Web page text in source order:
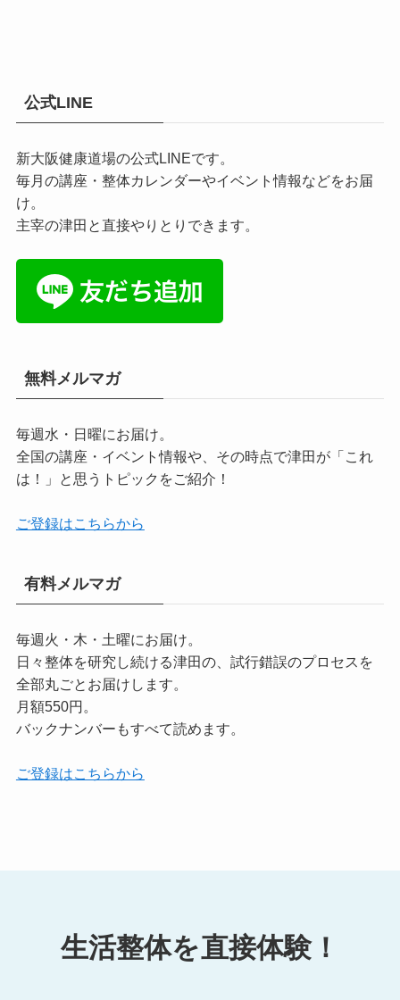
公式LINE
新大阪健康道場の公式LINEです。
毎月の講座・整体カレンダーやイベント情報などをお届
け。
主宰の津田と直接やりとりできます。
無料メルマガ
毎週水・日曜にお届け。
全国の講座・イベント情報や、その時点で津田が「これ
は！」と思うトピックをご紹介！
ご登録はこちらから
有料メルマガ
毎週火・木・土曜にお届け。
日々整体を研究し続ける津田の、試行錯誤のプロセスを
全部丸ごとお届けします。
月額550円。
バックナンバーもすべて読めます。
ご登録はこちらから
生活整体を直接体験！